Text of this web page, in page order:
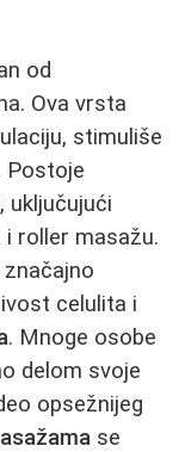
od
Ova vrsta
stimuliše
Postoje
, uključujući
roller masažu.
celulita i
. Mnoge osobe
delom svoje
opsežnijeg
se